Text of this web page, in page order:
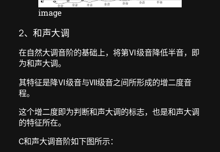
image
2、和声大调
在自然大调音阶的基础上，将第Ⅵ级音降低半音，即
为和声大调。
其特征是降Ⅵ级音与Ⅶ级音之间所形成的增二度音
程。
这个增二度即为判断和声大调的标志，也是和声大调
的特征所在。
C和声大调音阶如下图所示：